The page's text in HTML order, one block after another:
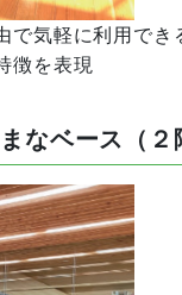
気軽に利用でき
徴を表現
なベース（２